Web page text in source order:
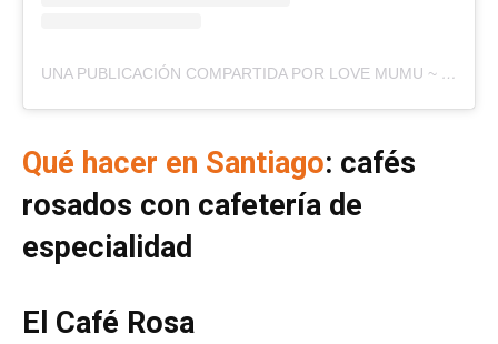
UNA PUBLICACIÓN COMPARTIDA POR LOVE MUMU ~ TU AMIX PLUS SIZE (@LOVEMUMU.PLUS)
Qué hacer en Santiago: cafés
rosados con cafetería de
especialidad
El Café Rosa